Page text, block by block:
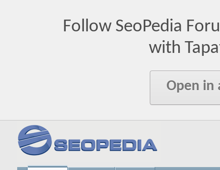
Follow SeoPedia
with
Open in